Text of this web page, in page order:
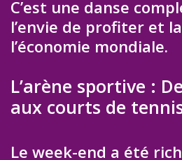
C’est une danse
l’envie de profiter et
l’économie mondiale.
L’arène sportive :
aux courts de
Le week-end a été